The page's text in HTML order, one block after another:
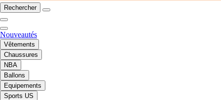
Rechercher
Nouveautés
Vêtements
Chaussures
NBA
Ballons
Equipements
Sports US